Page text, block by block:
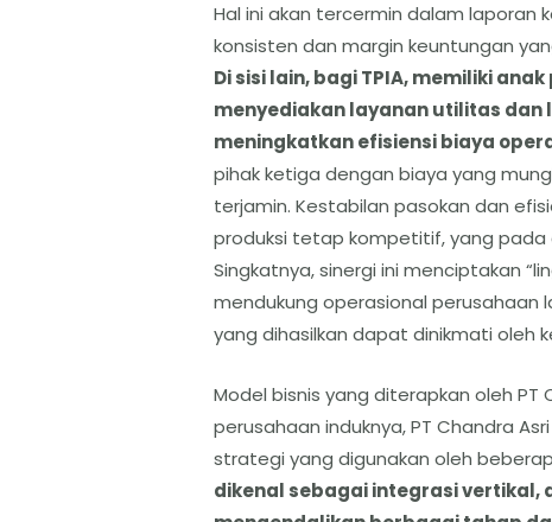
Hal ini akan tercermin dalam laporan
konsisten dan margin keuntungan
​Di sisi lain, bagi TPIA, memiliki
menyediakan layanan utilitas
meningkatkan efisiensi biaya
pihak ketiga dengan biaya yang
terjamin. Kestabilan pasokan dan
produksi tetap kompetitif, yang pada
​Singkatnya, sinergi ini menciptakan
mendukung operasional perusahaan
yang dihasilkan dapat dinikmati oleh
​Model bisnis yang diterapkan oleh PT
perusahaan induknya, PT Chandra
strategi yang digunakan oleh
dikenal sebagai integrasi vertikal,